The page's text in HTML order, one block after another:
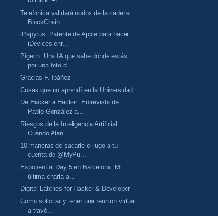
Telefónica validará nodos de la cadena
BlockChain ...
iPapyrus: Patente de Apple para hacer
iDevices enr...
Pigeon: Una IA que sabe dónde estás
por una foto d...
Gracias F. Ibáñez
Cosas que no aprendí en la Universidad
De Hacker a Hacker: Entrevista de
Pablo González a...
Riesgos de la Inteligencia Artificial:
Cuando Alan...
10 maneras de sacarle el jugo a tu
cuenta de @MyPu...
Exponential Day 5 en Barcelona: Mi
última charla a...
Digital Latches for Hacker & Developer
Cómo solicitar y tener una reunión virtual
a travé...